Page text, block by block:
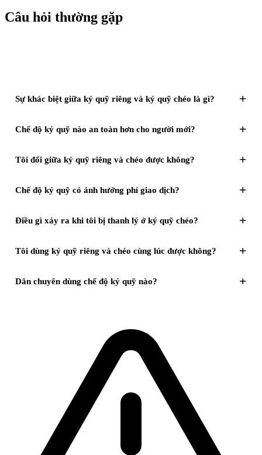
Câu hỏi thường gặp
Sự khác biệt giữa ký quỹ riêng và ký quỹ chéo là gì? +
Chế độ ký quỹ nào an toàn hơn cho người mới? +
Tôi đổi giữa ký quỹ riêng và chéo được không? +
Chế độ ký quỹ có ảnh hưởng phí giao dịch? +
Điều gì xảy ra khi tôi bị thanh lý ở ký quỹ chéo? +
Tôi dùng ký quỹ riêng và chéo cùng lúc được không? +
Dân chuyên dùng chế độ ký quỹ nào? +